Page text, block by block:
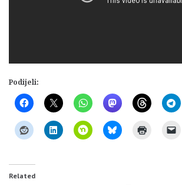
Podijeli:
Related